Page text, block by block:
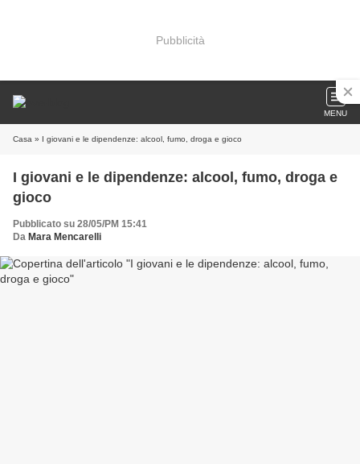
Pubblicità
MENU
Casa » I giovani e le dipendenze: alcool, fumo, droga e gioco
I giovani e le dipendenze: alcool, fumo, droga e
gioco
Pubblicato su 28/05/PM 15:41
Da Mara Mencarelli